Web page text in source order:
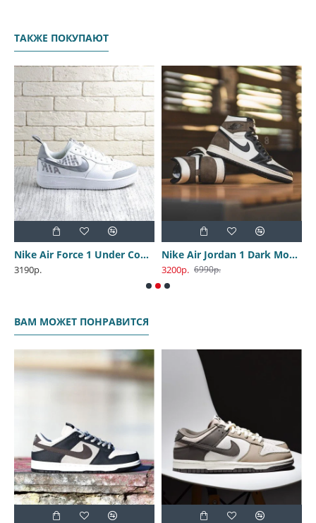
ТАКЖЕ ПОКУПАЮТ
Nike Air Force 1 Under Construction
3190р.
Nike Air Jordan 1 Dark Mocha
3200р. 6990р.
ВАМ МОЖЕТ ПОНРАВИТСЯ